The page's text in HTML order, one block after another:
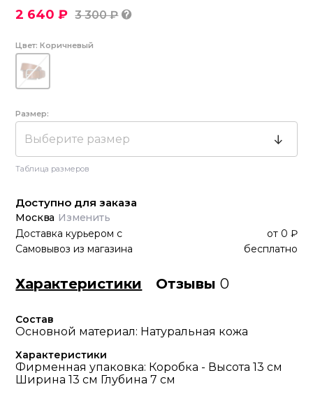
2 640 ₽ 3 300 ₽
Цвет: Коричневый
Размер:
Выберите размер
Таблица размеров
Доступно для заказа
Москва Изменить
Доставка курьером с от 0 ₽
Самовывоз из магазина
бесплатно
Характеристики Отзывы0
Состав
Основной материал: Натуральная кожа
Характеристики
Фирменная упаковка: Коробка - Высота 13 см
Ширина 13 см Глубина 7 см